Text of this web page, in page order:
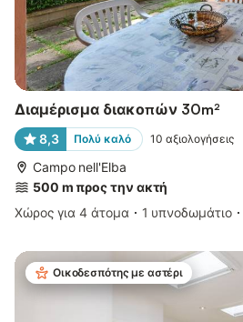
Διαμέρισμα διακοπών 30m²
8,3 Πολύ καλό 10 αξιολογήσεις
Campo nell'Elba
500 m προς την ακτή
Χώρος για 4 άτομα
1 υπνοδωμάτιο
Οικοδεσπότης με αστέρι